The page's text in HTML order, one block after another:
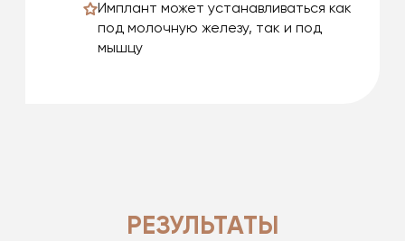
Имплант может устанавливаться как
под молочную железу, так и под
мышцу
РЕЗУЛЬТАТЫ